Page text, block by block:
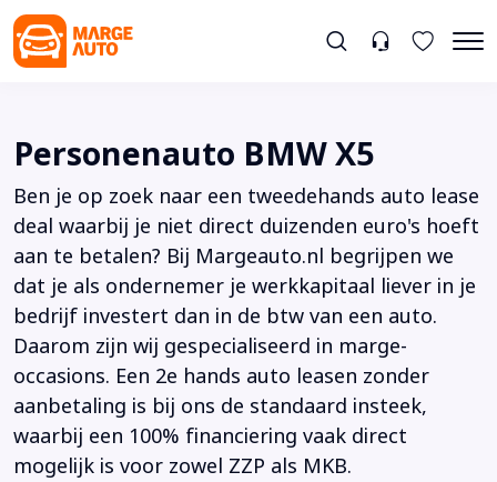
Personenauto BMW X5
Ben je op zoek naar een tweedehands auto lease
deal waarbij je niet direct duizenden euro's hoeft
aan te betalen? Bij Margeauto.nl begrijpen we
dat je als ondernemer je werkkapitaal liever in je
bedrijf investert dan in de btw van een auto.
Daarom zijn wij gespecialiseerd in marge-
occasions. Een 2e hands auto leasen zonder
aanbetaling is bij ons de standaard insteek,
waarbij een 100% financiering vaak direct
mogelijk is voor zowel ZZP als MKB.